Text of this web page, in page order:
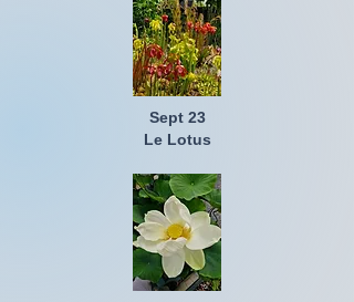
Sept 23
Le Lotus